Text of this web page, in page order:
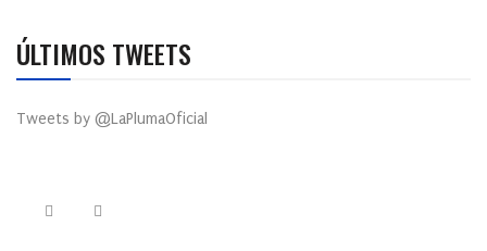
ÚLTIMOS TWEETS
Tweets by @LaPlumaOficial